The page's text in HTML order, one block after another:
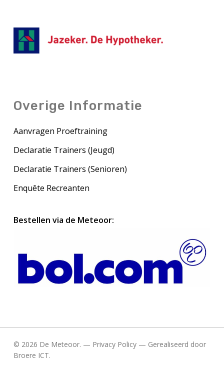
Overige Informatie
Aanvragen Proeftraining
Declaratie Trainers (Jeugd)
Declaratie Trainers (Senioren)
Enquête Recreanten
Bestellen via de Meteoor:
© 2026 De Meteoor. — Privacy Policy— Gerealiseerd door
Broere ICT.